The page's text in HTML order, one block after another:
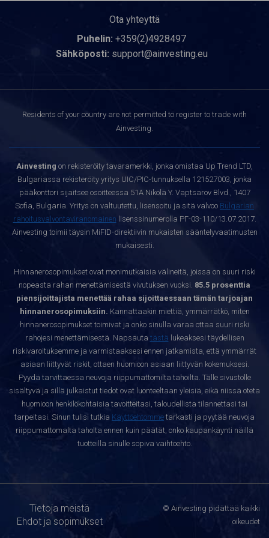
Ota yhteyttä
Puhelin: +359(2)4928497
Sähköposti: support@ainvesting.eu
Residents of your country are not permitted to register to trade with
Ainvesting.
Ainvesting on rekisteröity tavaramerkki, jonka omistaa Up Trend LTD,
Bulgariassa rekisteröity yritys UIC/PIC-tunnuksella 121527003, jonka
pääkonttori sijaitsee osoitteessa 51A Nikola Y. Vaptsarov Blvd., 1407
Sofia, Bulgaria. Yritys on valtuutettu, lisensoitu ja sitä valvoo Bulgarian
rahoitusvalvontaviranomainen lisenssinumerolla РГ-03-110/13.07.2017.
Ainvesting toimii täysin MiFID-direktiivin mukaisten sääntelyvaatimusten
mukaisesti.
Hinnanerosopimukset ovat monimutkaisia välineitä, joissa on suuri riski
nopeasta rahan menettämisestä vivutuksen vuoksi. 85.5 prosenttia
piensijoittajista menettää rahaa sijoittaessaan tämän tarjoajan
hinnanerosopimuksiin. Kannattaakin miettiä, ymmärrätkö, miten
hinnanerosopimukset toimivat ja onko sinulla varaa ottaa suuri riski
rahojesi menettämisestä. Napsauta tästä lukeaksesi täydellisen
riskivaroituksemme ja varmistaaksesi ennen jatkamista, että ymmärrät
asiaan liittyvät riskit, ottaen huomioon asiaan liittyvän kokemuksesi.
Pyydä tarvittaessa neuvoja riippumattomilta tahoilta. Tälle sivustolle
sisältyvä ja sillä julkaistut tiedot ovat luonteeltaan yleisiä, eikä niissä oteta
huomioon henkilökohtaisia tavoitteitasi, taloudellista tilannettasi tai
tarpeitasi. Sinun tulisi tutkia Käyttöehtomme tarkasti ja pyytää neuvoja
riippumattomalta taholta ennen kuin päätät, onko kaupankäynti näillä
tuotteilla sinulle sopiva vaihtoehto.
Tietoja meistä
Ehdot ja sopimukset
© Ainvesting pidättää kaikki
oikeudet